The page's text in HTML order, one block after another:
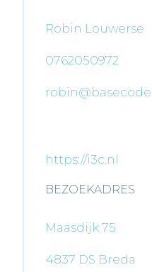
Robin Louwerse
0762050972
https://i3c.nl
BEZOEKADRES
Maasdijk 75
4837 DS Breda